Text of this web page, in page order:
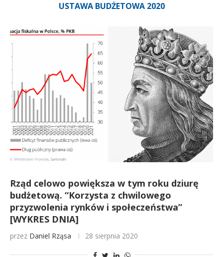
USTAWA BUDŻETOWA 2020
Rząd celowo powiększa w tym roku dziurę
budżetową. “Korzysta z chwilowego
przyzwolenia rynków i społeczeństwa”
[WYKRES DNIA]
przez Daniel Rząsa 28 sierpnia 2020